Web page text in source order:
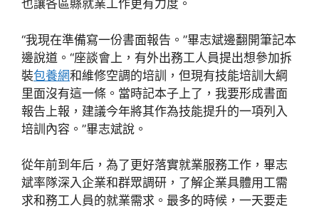
也讓各區縣就業工作更有力度。
“我現在準備寫一份書面報告。”畢志斌邊翻開筆記本
邊說道。“座談會上，有外出務工人員提出想參加拆
裝包養網和維修空調的培訓，但現有技能培訓大綱
里面沒有這一條。當時記本子上了，我要形成書面
報告上報，建議今年將其作為技能提升的一項列入
培訓內容。”畢志斌說。
從年前到年后，為了更好落實就業服務工作，畢志
斌率隊深入企業和群眾調研，了解企業具體用工需
求和務工人員的就業需求。最多的時候，一天要走